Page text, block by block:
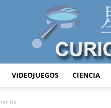
VIDEOJUEGOS CIENCIA